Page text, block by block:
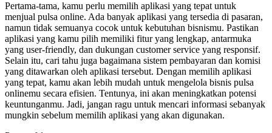
Pertama-tama, kamu perlu memilih aplikasi yang tepat untuk
menjual pulsa online. Ada banyak aplikasi yang tersedia di pasaran,
namun tidak semuanya cocok untuk kebutuhan bisnismu. Pastikan
aplikasi yang kamu pilih memiliki fitur yang lengkap, antarmuka
yang user-friendly, dan dukungan customer service yang responsif.
Selain itu, cari tahu juga bagaimana sistem pembayaran dan komisi
yang ditawarkan oleh aplikasi tersebut. Dengan memilih aplikasi
yang tepat, kamu akan lebih mudah untuk mengelola bisnis pulsa
onlinemu secara efisien. Tentunya, ini akan meningkatkan potensi
keuntunganmu. Jadi, jangan ragu untuk mencari informasi sebanyak
mungkin sebelum memilih aplikasi yang akan digunakan.